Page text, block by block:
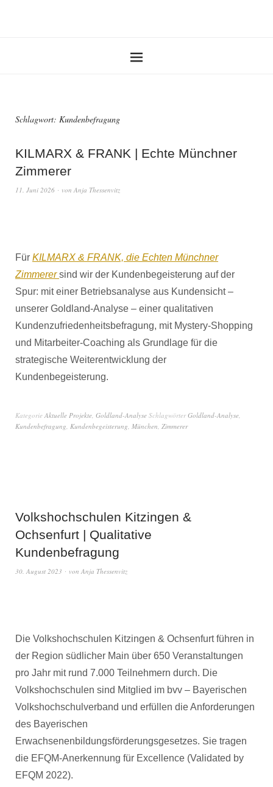
Schlagwort: Kundenbefragung
KILMARX & FRANK | Echte Münchner
Zimmerer
11. Juni 2026 von Anja Thessenvitz
Für KILMARX & FRANK, die Echten Münchner
Zimmerer sind wir der Kundenbegeisterung auf der
Spur: mit einer Betriebsanalyse aus Kundensicht –
unserer Goldland-Analyse – einer qualitativen
Kundenzufriedenheitsbefragung, mit Mystery-Shopping
und Mitarbeiter-Coaching als Grundlage für die
strategische Weiterentwicklung der
Kundenbegeisterung.
Kategorie Aktuelle Projekte, Goldland-Analyse SchlagwörterGoldland-Analyse,
Kundenbefragung, Kundenbegeisterung, München, Zimmerer
Volkshochschulen Kitzingen &
Ochsenfurt | Qualitative
Kundenbefragung
30. August 2023 von Anja Thessenvitz
Die Volkshochschulen Kitzingen & Ochsenfurt führen in
der Region südlicher Main über 650 Veranstaltungen
pro Jahr mit rund 7.000 Teilnehmern durch. Die
Volkshochschulen sind Mitglied im bvv – Bayerischen
Volkshochschulverband und erfüllen die Anforderungen
des Bayerischen
Erwachsenenbildungsförderungsgesetzes. Sie tragen
die EFQM-Anerkennung für Excellence (Validated by
EFQM 2022).